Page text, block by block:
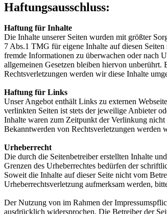
Haftungsausschluss:
Haftung für Inhalte
Die Inhalte unserer Seiten wurden mit größter
7 Abs.1 TMG für eigene Inhalte auf diesen
fremde Informationen zu überwachen oder nach
allgemeinen Gesetzen bleiben hiervon
Rechtsverletzungen werden wir diese Inhalte
Haftung für Links
Unser Angebot enthält Links zu externen
verlinkten Seiten ist stets der jeweilige Anbieter
Inhalte waren zum Zeitpunkt der Verlinkung
Bekanntwerden von Rechtsverletzungen werden
Urheberrecht
Die durch die Seitenbetreiber erstellten Inhalte
Grenzen des Urheberrechtes bedürfen der
Soweit die Inhalte auf dieser Seite nicht vom
Urheberrechtsverletzung aufmerksam werden,
Der Nutzung von im Rahmen der
ausdrücklich widersprochen. Die Betreiber der